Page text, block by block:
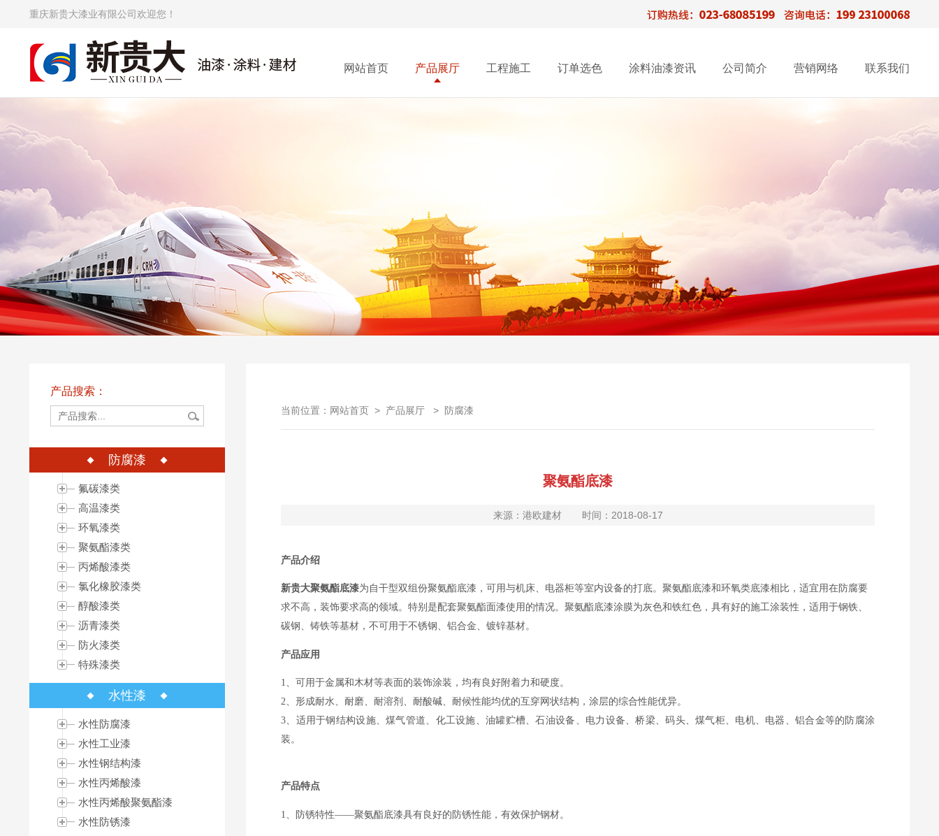
重庆新贵大漆业有限公司欢迎您！
网站首页 产品展厅 工程施工 订单选色 涂料油漆资讯 公司简介 营销网络 联系我们
产品搜索：
防腐漆
氟碳漆类
高温漆类
环氧漆类
聚氨酯漆类
丙烯酸漆类
氯化橡胶漆类
醇酸漆类
沥青漆类
防火漆类
特殊漆类
水性漆
水性防腐漆
水性工业漆
水性钢结构漆
水性丙烯酸漆
水性丙烯酸聚氨酯漆
水性防锈漆
当前位置：网站首页 > 产品展厅 > 防腐漆
聚氨酯底漆
来源：港欧建材 时间：2018-08-17
产品介绍
新贵大聚氨酯底漆为自干型双组份聚氨酯底漆，可用与机床、电器柜等室内设备的打底。聚氨酯底漆和环氧类底漆相比，适宜用在防腐要
求不高，装饰要求高的领域。特别是配套聚氨酯面漆使用的情况。聚氨酯底漆涂膜为灰色和铁红色，具有好的施工涂装性，适用于钢铁、
碳钢、铸铁等基材，不可用于不锈钢、铝合金、镀锌基材。
产品应用
1
、可用于金属和木材等表面的装饰涂装，均有良好附着力和硬度。
2 、形成耐水、耐磨、耐溶剂、耐酸碱、耐候性能均优的互穿网状结构，涂层的综合性能优异。
3 、适用于钢结构设施、煤气管道、化工设施、油罐贮槽、石油设备、电力设备、桥梁、码头、煤气柜、电机、电器、铝合金等的防腐涂
装。
产品特点
1、防锈特性——聚氨酯底漆具有良好的防锈性能，有效保护钢材。